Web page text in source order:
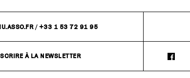
/ +33 1 53 72 91 95
À LA NEWSLETTER